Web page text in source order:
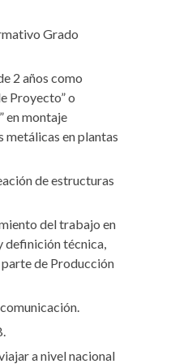
Grado
2 años como
Proyecto” o
en montaje
metálicas en plantas
de estructuras
del trabajo en
definición técnica,
de Producción
a nivel nacional